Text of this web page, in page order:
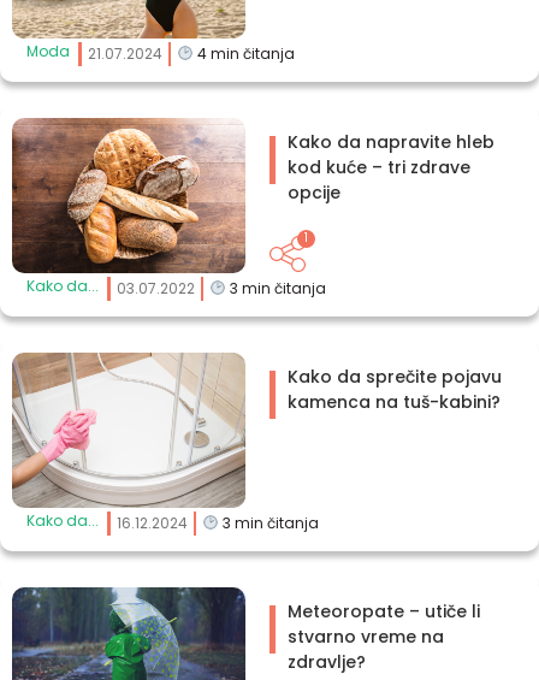
Moda 21.07.2024 4min čitanja
Kako da... 03.07.2022 3 min čitanja
Kako da napravite hleb
kod kuće – tri zdrave
opcije
1
Kako da... 16.12.2024 3 min čitanja
Kako da sprečite pojavu
kamenca na tuš-kabini?
Meteoropate – utiče li
stvarno vreme na
zdravlje?